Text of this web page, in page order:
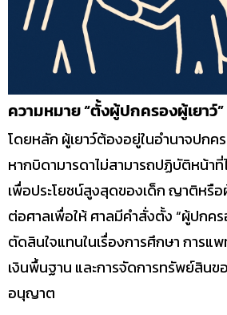
ความหมาย “ตั้งผู้ปกครองผู้เยาว์”
โดยหลัก ผู้เยาว์ต้องอยู่ในอำนาจปกค
หากบิดามารดาไม่สามารถปฏิบัติหน้าที่
เพื่อประโยชน์สูงสุดของเด็ก ญาติหรื
ต่อศาลเพื่อให้ ศาลมีคำสั่งตั้ง “ผู้ปกคร
ตัดสินใจแทนในเรื่องการศึกษา การแ
เงินพื้นฐาน และการจัดการทรัพย์สินข
อนุญาต